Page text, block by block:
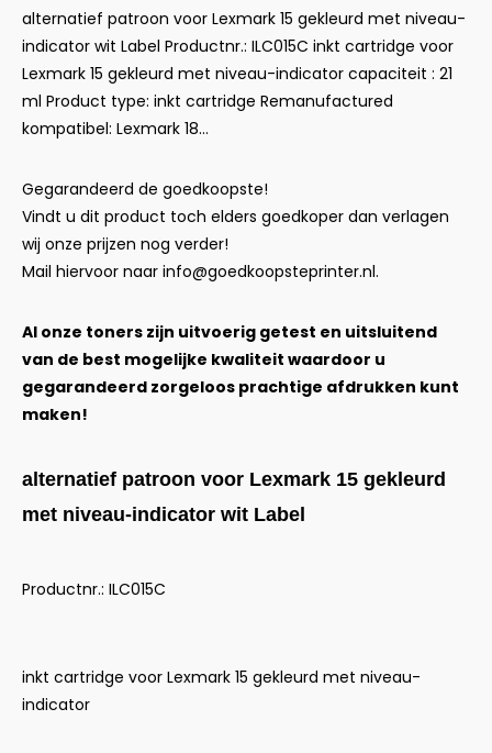
alternatief patroon voor Lexmark 15 gekleurd met niveau-
indicator wit Label Productnr.: ILC015C inkt cartridge voor
Lexmark 15 gekleurd met niveau-indicator capaciteit : 21
ml Product type: inkt cartridge Remanufactured
kompatibel: Lexmark 18...
Gegarandeerd de goedkoopste!
Vindt u dit product toch elders goedkoper dan verlagen
wij onze prijzen nog verder!
Mail hiervoor naar info@goedkoopsteprinter.nl.
Al onze toners zijn uitvoerig getest en uitsluitend
van de best mogelijke kwaliteit waardoor u
gegarandeerd zorgeloos prachtige afdrukken kunt
maken!
alternatief patroon voor Lexmark 15 gekleurd
met niveau-indicator wit Label
Productnr.: ILC015C
inkt cartridge voor Lexmark 15 gekleurd met niveau-
indicator